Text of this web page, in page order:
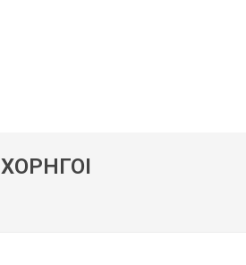
ΧΟΡΗΓΟΙ